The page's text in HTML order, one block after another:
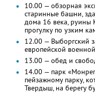
10.00 — обзорная
старинные башни,
дома 16 века, руины
прогулку по узким
12.00 — Выборгский
европейской
13.00 — обед и
14.00 — парк
пейзажному парку,
Твердыш, на берегу